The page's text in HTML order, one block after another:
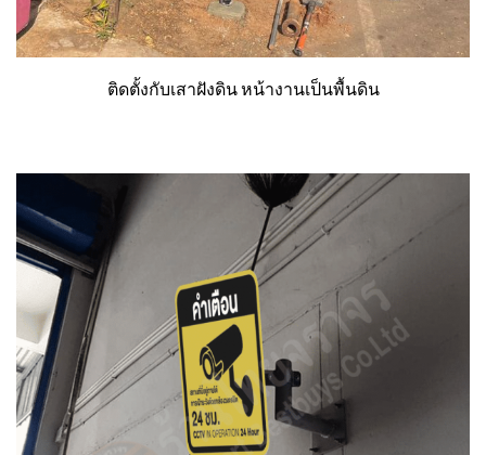
ติดตั้งกับเสาฝังดิน หน้างานเป็นพื้นดิน